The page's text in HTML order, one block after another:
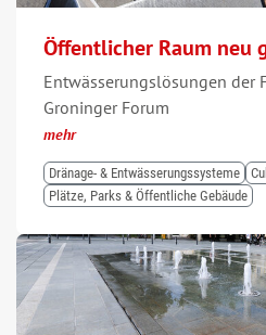
Öffentlicher Raum neu
Entwässerungslösungen der
Groninger Forum
mehr
Dränage- & Entwässerungssysteme
Plätze, Parks & Öffentliche Gebäude